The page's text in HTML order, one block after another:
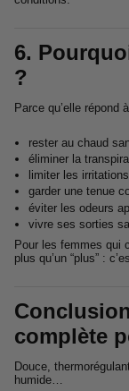
6.
?
Parce qu’elle répond
rester au chaud
éliminer la
limiter les
garder une tenue
éviter les odeurs
vivre ses sorties
Pour les femmes qui
plus qu’un “plus” :
complète
Douce,
humide…